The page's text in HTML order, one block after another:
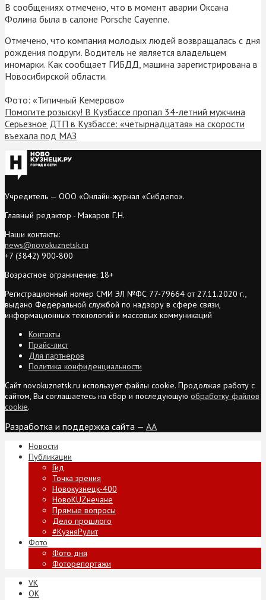
В сообщениях отмечено, что в момент аварии Оксана
Фолина была в салоне Porsche Cayenne.
Отмечено, что компания молодых людей возвращалась с дня
рождения подруги. Водитель не является владельцем
иномарки. Как сообщает ГИБДД, машина зарегистрирована в
Новосибирской области.
Фото: «Типичный Кемерово»
Помогите розыску! В Кузбассе пропал 34-летний мужчина
Серьезное ДТП в Кузбассе: «четырнадцатая» на скорости
въехала под МАЗ
Учредитель — ООО «Онлайн-журнал «Сибдепо».
Главный редактор - Макаров Г.Н.
Наши контакты:
news@novokuznetsk.ru
+7 (3842) 900-800
Возрастное ограничение: 18+
Регистрационный номер СМИ ЭЛ №ФС 77-79664 от 27.11.2020 г.,
выдано Федеральной службой по надзору в сфере связи,
информационных технологий и массовых коммуникаций
Контакты
Прайс-лист
Для партнеров
Политика конфиденциальности
Сайт novokuznetsk.ru использует файлы cookie. Продолжая работу с
сайтом, Вы соглашаетесь на сбор и последующую обработку файлов
cookie.
Разработка и поддержка сайта — AA
Новости
Публикации
Гид
Точка зрения
Новокузнецк-400
НовоKUZнечане
Прямые вопросы
Дело прошлого
#КузняРулит
Фото
Фото дня
Фоторепортажи
VK
ОК